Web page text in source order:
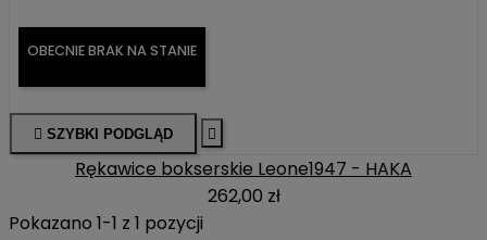
OBECNIE BRAK NA STANIE
 SZYBKI PODGLĄD 
Rękawice bokserskie Leone1947 - HAKA
262,00 zł
Pokazano 1-1 z 1 pozycji